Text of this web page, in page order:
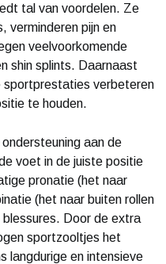
tal van voordelen. Ze
verminderen pijn en
veelvoorkomende
shin splints. Daarnaast
sportprestaties verbeteren
te houden.
aan de
voet in de juiste positie
pronatie (het naar
(het naar buiten rollen
Door de extra
sportzooltjes het
langdurige en intensieve